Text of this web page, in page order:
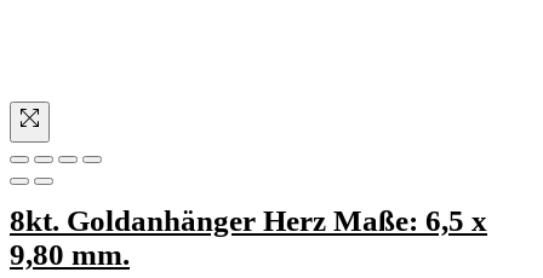
8kt. Goldanhänger Herz Maße: 6,5 x
9,80 mm.